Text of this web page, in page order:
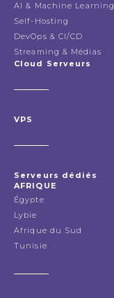
AI & Machine Learning
Self-Hosting
DevOps & CI/CD
Streaming & Médias
Cloud Serveurs
VPS
Serveurs dédiés
AFRIQUE
Égypte
Lybie
Afrique du Sud
Tunisie